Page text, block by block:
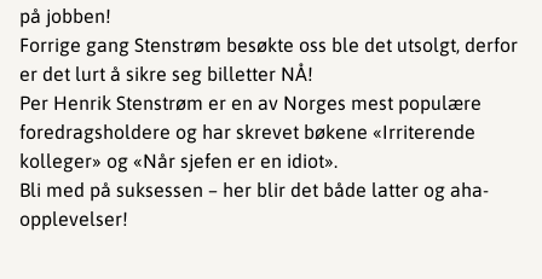
på jobben!
Forrige gang Stenstrøm besøkte oss ble det utsolgt, derfor
er det lurt å sikre seg billetter NÅ!
Per Henrik Stenstrøm er en av Norges mest populære
foredragsholdere og har skrevet bøkene «Irriterende
kolleger» og «Når sjefen er en idiot».
Bli med på suksessen – her blir det både latter og aha-
opplevelser!